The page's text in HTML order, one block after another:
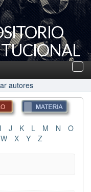
autores
I J K L M N
O
W X Y Z